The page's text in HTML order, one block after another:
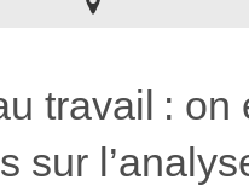
travail : on
sur